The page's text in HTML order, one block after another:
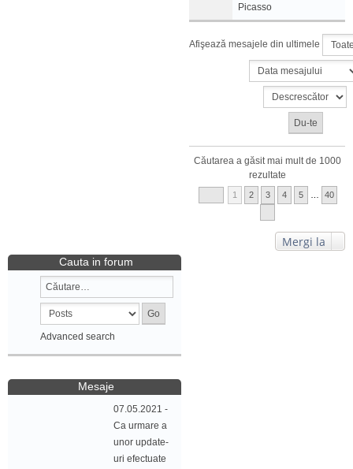
Picasso
Afişează mesajele din ultimele
Căutarea a găsit mai mult de 1000
rezultate
1 2 3 4 5 40
Mergi la
Cauta in forum
Advanced search
Mesaje
07.05.2021 -
Ca urmare a
unor update-
uri efectuate